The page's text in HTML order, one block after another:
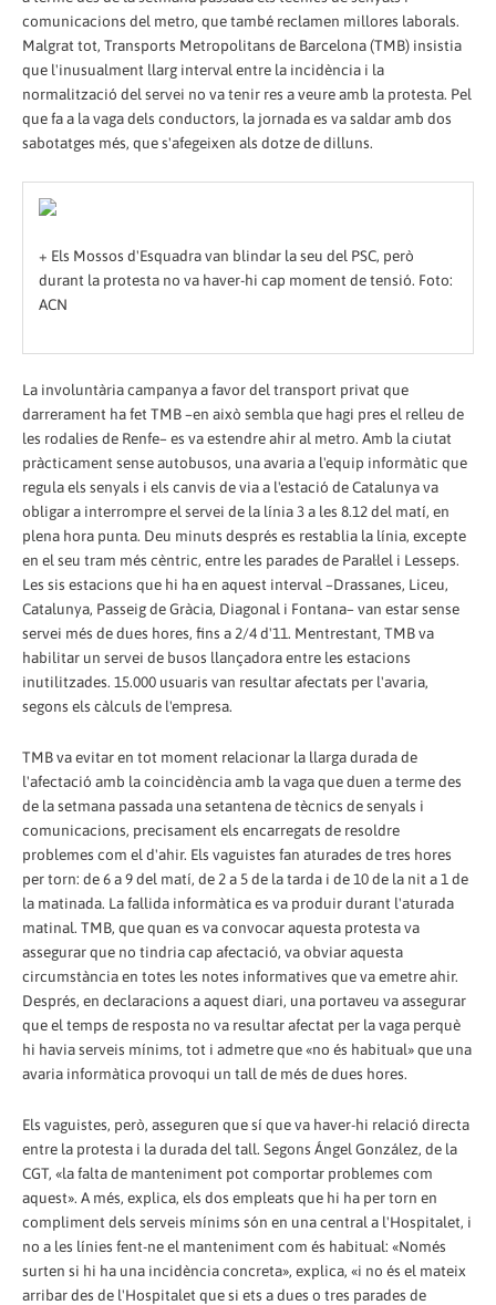
comunicacions del metro, que també reclamen millores laborals.
Malgrat tot, Transports Metropolitans de Barcelona (TMB) insistia
que l'inusualment llarg interval entre la incidència i la
normalització del servei no va tenir res a veure amb la protesta. Pel
que fa a la vaga dels conductors, la jornada es va saldar amb dos
sabotatges més, que s'afegeixen als dotze de dilluns.
+ Els Mossos d'Esquadra van blindar la seu del PSC, però
durant la protesta no va haver-hi cap moment de tensió. Foto:
ACN
La involuntària campanya a favor del transport privat que
darrerament ha fet TMB –en això sembla que hagi pres el relleu de
les rodalies de Renfe– es va estendre ahir al metro. Amb la ciutat
pràcticament sense autobusos, una avaria a l'equip informàtic que
regula els senyals i els canvis de via a l'estació de Catalunya va
obligar a interrompre el servei de la línia 3 a les 8.12 del matí, en
plena hora punta. Deu minuts després es restablia la línia, excepte
en el seu tram més cèntric, entre les parades de Paral·lel i Lesseps.
Les sis estacions que hi ha en aquest interval –Drassanes, Liceu,
Catalunya, Passeig de Gràcia, Diagonal i Fontana– van estar sense
servei més de dues hores, fins a 2/4 d'11. Mentrestant, TMB va
habilitar un servei de busos llançadora entre les estacions
inutilitzades. 15.000 usuaris van resultar afectats per l'avaria,
segons els càlculs de l'empresa.
TMB va evitar en tot moment relacionar la llarga durada de
l'afectació amb la coincidència amb la vaga que duen a terme des
de la setmana passada una setantena de tècnics de senyals i
comunicacions, precisament els encarregats de resoldre
problemes com el d'ahir. Els vaguistes fan aturades de tres hores
per torn: de 6 a 9 del matí, de 2 a 5 de la tarda i de 10 de la nit a 1 de
la matinada. La fallida informàtica es va produir durant l'aturada
matinal. TMB, que quan es va convocar aquesta protesta va
assegurar que no tindria cap afectació, va obviar aquesta
circumstància en totes les notes informatives que va emetre ahir.
Després, en declaracions a aquest diari, una portaveu va assegurar
que el temps de resposta no va resultar afectat per la vaga perquè
hi havia serveis mínims, tot i admetre que «no és habitual» que una
avaria informàtica provoqui un tall de més de dues hores.
Els vaguistes, però, asseguren que sí que va haver-hi relació directa
entre la protesta i la durada del tall. Segons Ángel González, de la
CGT, «la falta de manteniment pot comportar problemes com
aquest». A més, explica, els dos empleats que hi ha per torn en
compliment dels serveis mínims són en una central a l'Hospitalet, i
no a les línies fent-ne el manteniment com és habitual: «Només
surten si hi ha una incidència concreta», explica, «i no és el mateix
arribar des de l'Hospitalet que si ets a dues o tres parades de